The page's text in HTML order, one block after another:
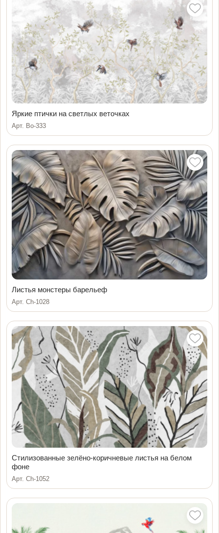
Яркие птички на светлых веточках
Арт. Bo-333
Листья монстеры барельеф
Арт. Ch-1028
Стилизованные зелёно-коричневые листья на белом
фоне
Арт. Ch-1052